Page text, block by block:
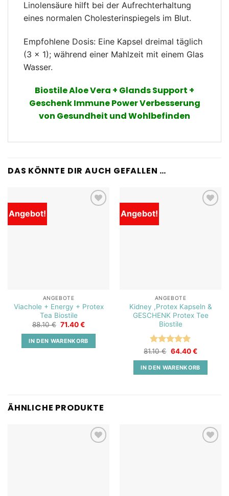
Linolensäure hilft bei der Aufrechterhaltung
eines normalen Cholesterinspiegels im Blut.
Empfohlene Dosis: Eine Kapsel dreimal täglich
(3 × 1); während einer Mahlzeit mit einem Glas
Wasser.
Biostile Aloe Vera + Glands Support +
Geschenk Immune Power Verbesserung
von Gesundheit und Wohlbefinden
DAS KÖNNTE DIR AUCH GEFALLEN …
Angebot!
ANGEBOTE
Viachole + Energy + Protex
Tea Biostile
88.10€ Ursprünglicher
war:
88.10 €
71.40€Aktueller
ist:
71.40 €.
IN DEN WARENKORB
Angebot!
ANGEBOTE
Kidney ,Protex Kapseln &
GESCHENK Protex Tee
Biostile
Bewertet
mit5von
5
81.10€ Ursprünglicher
war:
81.10 €
64.40€Aktueller
ist:
64.40 €.
IN DEN WARENKORB
ÄHNLICHE PRODUKTE